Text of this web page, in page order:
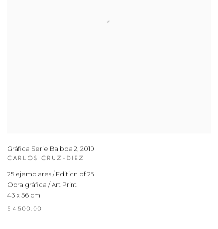
Gráfica Serie Balboa 2, 2010
CARLOS CRUZ-DIEZ
25 ejemplares / Edition of 25
Obra gráfica / Art Print
43 x 56 cm
$ 4,500.00